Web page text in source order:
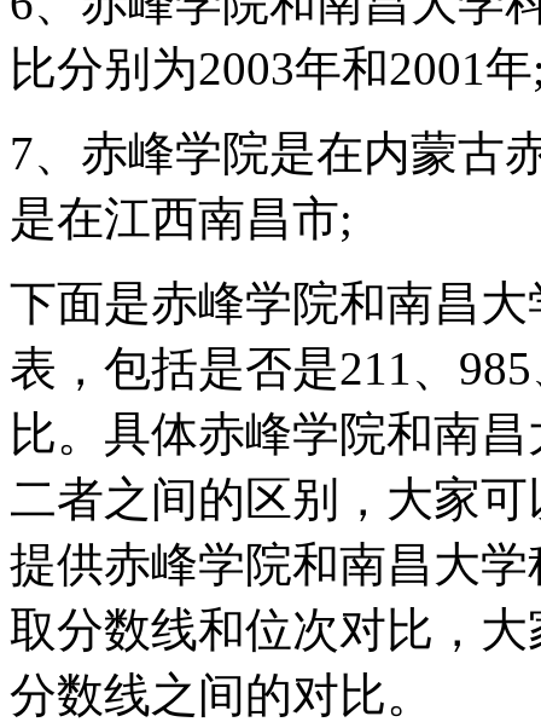
比分别为2003年和2001
7、赤峰学院是在内蒙古
是在江西南昌市;
下面是赤峰学院和南昌
表，包括是否是211、
比。具体赤峰学院和南
二者之间的区别，大家
提供赤峰学院和南昌大
取分数线和位次对比，
分数线之间的对比。